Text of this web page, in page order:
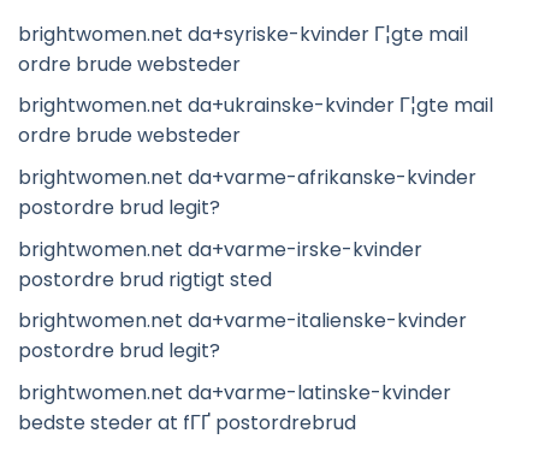
brightwomen.net da+syriske-kvinder Г¦gte mail
ordre brude websteder
brightwomen.net da+ukrainske-kvinder Г¦gte mail
ordre brude websteder
brightwomen.net da+varme-afrikanske-kvinder
postordre brud legit?
brightwomen.net da+varme-irske-kvinder
postordre brud rigtigt sted
brightwomen.net da+varme-italienske-kvinder
postordre brud legit?
brightwomen.net da+varme-latinske-kvinder
bedste steder at fГҐ postordrebrud